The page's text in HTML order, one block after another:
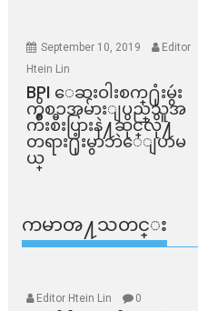
September 10, 2019
Editor
Htein Lin
BPI ​ေဆးဝါးစက္​႐ုံးမွဴး
ကိစၥအမ်ားျပည္​သူအ
က်ိဳးစီးပြားနဲ႔ဆိုင္​လို႔
တရား႐ုံးမွာဘဲေျပာမ
ယ္​
ကမာၻ႔သတင္း
Editor Htein Lin 0